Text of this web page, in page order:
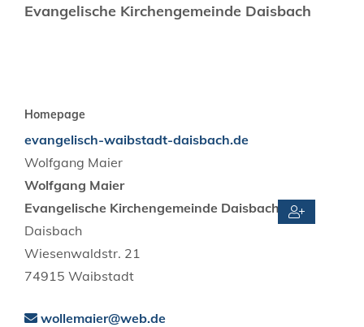
Evangelische Kirchengemeinde Daisbach
Homepage
evangelisch-waibstadt-daisbach.de
Wolfgang Maier
Wolfgang Maier
Evangelische Kirchengemeinde Daisbach
Daisbach
Wiesenwaldstr. 21
74915 Waibstadt
wollemaier@web.de